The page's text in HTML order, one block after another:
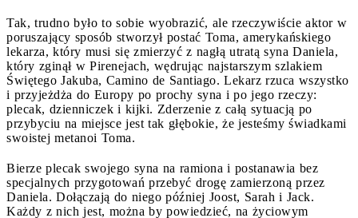
Tak, trudno było to sobie wyobrazić, ale rzeczywiście aktor w
poruszający sposób stworzył postać Toma, amerykańskiego
lekarza, który musi się zmierzyć z nagłą utratą syna Daniela,
który zginął w Pirenejach, wędrując najstarszym szlakiem
Świętego Jakuba, Camino de Santiago. Lekarz rzuca wszystko
i przyjeżdża do Europy po prochy syna i po jego rzeczy:
plecak, dzienniczek i kijki. Zderzenie z całą sytuacją po
przybyciu na miejsce jest tak głębokie, że jesteśmy świadkami
swoistej metanoi Toma.
Bierze plecak swojego syna na ramiona i postanawia bez
specjalnych przygotowań przebyć drogę zamierzoną przez
Daniela. Dołączają do niego później Joost, Sarah i Jack.
Każdy z nich jest, można by powiedzieć, na życiowym